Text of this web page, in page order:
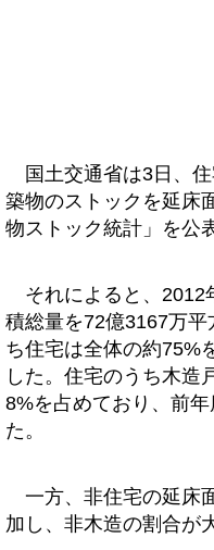
国土交通省は3日、
築物のストックを延床
物ストック統計」を公
それによると、2012
積総量を72億3167万平
ち住宅は全体の約75%
した。住宅のうち木造
8%を占めており、前
た。
一方、非住宅の延床
加し、非木造の割合が